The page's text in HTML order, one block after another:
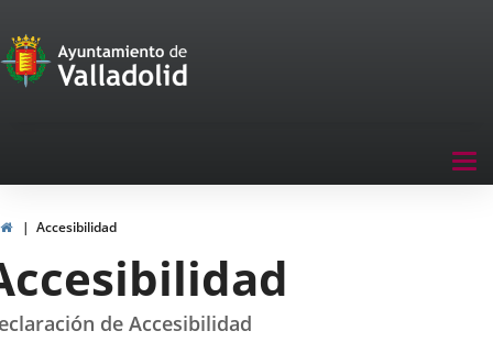
Portal
de
navegación
HomeAccesibilidad
de Accesibilidad